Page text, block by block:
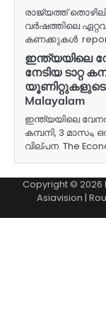
രാജ്യത്ത്
വർഷത്തിലെ
കണക്കുകൾ
ഇന്ത്യയിലെ
നേടിയ ടാറ്റ
യൂണിറ്റുകളുടെ
Malayalam
ഇന്ത്യയിലെ
കമ്പനി, 3
വില്പന The
Copyright ©
Asiavision |